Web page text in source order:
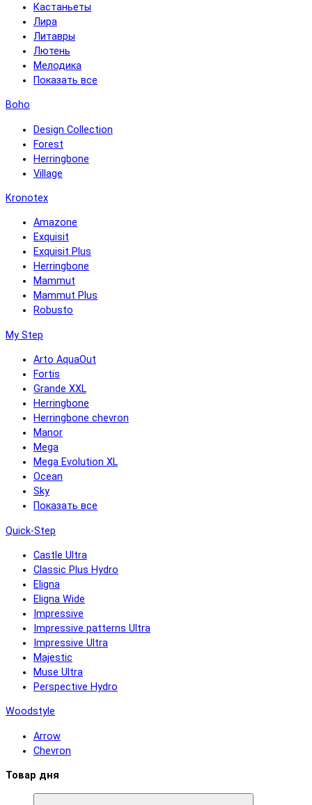
Кастаньеты
Лира
Литавры
Лютень
Мелодика
Показать все
Boho
Design Collection
Forest
Herringbone
Village
Kronotex
Amazone
Exquisit
Exquisit Plus
Herringbone
Mammut
Mammut Plus
Robusto
My Step
Arto AquaOut
Fortis
Grande XXL
Herringbone
Herringbone chevron
Manor
Mega
Mega Evolution XL
Ocean
Sky
Показать все
Quick-Step
Castle Ultra
Classic Plus Hydro
Eligna
Eligna Wide
Impressive
Impressive patterns Ultra
Impressive Ultra
Majestic
Muse Ultra
Perspective Hydro
Woodstyle
Arrow
Chevron
Товар дня